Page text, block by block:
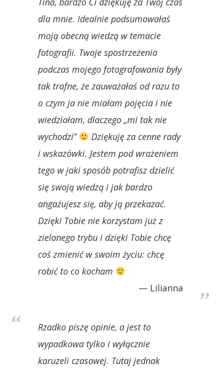
dla mnie. Idealnie podsumowałaś
moją obecną wiedzą w temacie
fotografii. Twoje spostrzeżenia
podczas mojego fotografowania były
tak trafne, że zauważałaś od razu to
o czym ja nie miałam pojęcia i nie
wiedziałam, dlaczego „mi tak nie
wychodzi”
Dziękuję za cenne rady
i wskazówki. Jestem pod wrażeniem
tego w jaki sposób potrafisz dzielić
się swoją wiedzą i jak bardzo
angażujesz się, aby ją przekazać.
Dzięki Tobie nie korzystam już z
zielonego trybu i dzięki Tobie chcę
coś zmienić w swoim życiu: chcę
robić to co kocham
Lilianna
Rzadko piszę opinie, a jest to
wypadkowa tylko i wyłącznie
karuzeli czasowej. Tutaj jednak